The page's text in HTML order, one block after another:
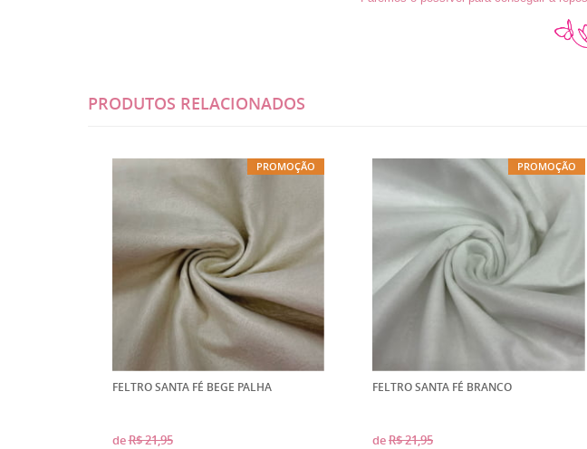
PRODUTOS RELACIONADOS
PROMOÇÃO
FELTRO SANTA FÉ BEGE PALHA
deR$ 21,95
PROMOÇÃO
FELTRO SANTA FÉ BRANCO
deR$ 21,95